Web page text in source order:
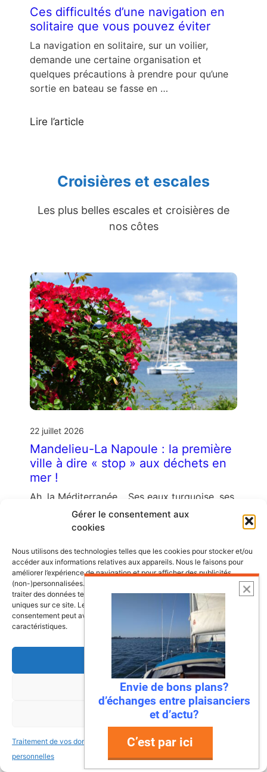
Gérer le consentement aux
cookies
Nous utilisons des technologies telles que les cookies pour stocker et/ou
accéder aux informations relatives aux appareils. Nous le faisons pour
améliorer l’expérience de navigation et pour afficher des publicités
(non-)personnalisées. Consentir à ces technologies nous autorisera à
traiter des données telles que le comportement de navigation ou les ID
uniques sur ce site. Le fait de ne pas consentir ou de retirer son
consentement peut avoir un effet négatif sur certaines fonctonnalités et
caractéristiques.
Accepter
Refuser
Voir les préférences
Traitement de vos données
personnelles
Traitement de vos données
personnelles
Ces difficultés d’une navigation en
solitaire que vous pouvez éviter
La navigation en solitaire, sur un voilier,
demande une certaine organisation et
quelques précautions à prendre pour qu’une
sortie en bateau se fasse en …
Lire l’article
Croisières et escales
Les plus belles escales et croisières de
nos côtes
22 juillet 2026
Mandelieu-La Napoule : la première
ville à dire « stop » aux déchets en
mer !
Ah, la Méditerranée… Ses eaux turquoise, ses
plages de rêve, et… ses déchets ? Eh bien,
ça, c’était avant ! Parce que Mandelieu-La
Lire l’article
18 juin 2026
Les Voiles de Saint-Tropez 2026 : le
Envie de bons plans?
d’échanges entre plaisanciers
et d’actu?
C’est par ici